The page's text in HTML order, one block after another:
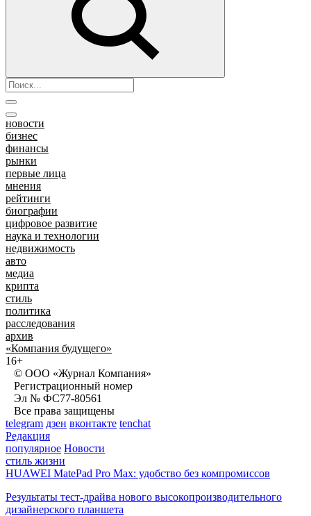
новости
бизнес
финансы
рынки
первые лица
мнения
рейтинги
биографии
цифровое развитие
наука и технологии
недвижимость
авто
медиа
крипта
стиль
политика
расследования
архив
«Компания будущего»
16+
© ООО «Журнал Компания»
Регистрационный номер
Эл № ФС77-80561
Все права защищены
telegram дзен вконтакте tenchat
Редакция
популярное Новости
стиль жизни
HUAWEI MatePad Pro Max: удобство без компромиссов
Результаты тест-драйва нового высокопроизводительного
дизайнерского планшета